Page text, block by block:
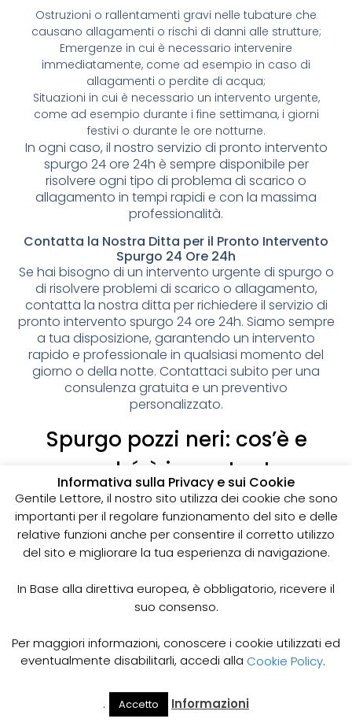
Ostruzioni o rallentamenti gravi nelle tubature che
causano allagamenti o rischi di danni alle strutture;
Emergenze in cui è necessario intervenire
immediatamente, come ad esempio in caso di
allagamenti o perdite di acqua;
Situazioni in cui è necessario un intervento urgente,
come ad esempio durante i fine settimana, i giorni
festivi o durante le ore notturne.
In ogni caso, il nostro servizio di pronto intervento
spurgo 24 ore 24h è sempre disponibile per
risolvere ogni tipo di problema di scarico o
allagamento in tempi rapidi e con la massima
professionalità.
Contatta la Nostra Ditta per il Pronto Intervento
Spurgo 24 Ore 24h
Se hai bisogno di un intervento urgente di spurgo o
di risolvere problemi di scarico o allagamento,
contatta la nostra ditta per richiedere il servizio di
pronto intervento spurgo 24 ore 24h. Siamo sempre
a tua disposizione, garantendo un intervento
rapido e professionale in qualsiasi momento del
giorno o della notte. Contattaci subito per una
consulenza gratuita e un preventivo
personalizzato.
Spurgo pozzi neri: cos’è e
perché è importante
I pozzi neri sono delle strutture sotterranee utilizzate
per la raccolta delle acque reflue domestiche,
soprattutto in zone dove non è disponibile un
sistema di smaltimento delle acque fognarie. Lo
spurgo dei pozzi neri è un’operazione essenziale
e prevenire il rischio di allagamenti, cattivi odori e
infezioni.
Come funziona lo spurgo dei pozzi neri
Lo spurgo dei pozzi neri viene effettuato mediante
specifiche, in grado di aspirare e rimuovere le
acque reflue e i sedimenti accumulati all’interno del
Cerca Il Mio
Informativa sulla Privacy e sui Cookie
Gentile Lettore, il nostro sito utilizza dei cookie che sono
importanti per il regolare funzionamento del sito e delle
relative funzioni anche per consentire il corretto utilizzo
del sito e migliorare la tua esperienza di navigazione.
In Base alla direttiva europea, è obbligatorio, ricevere il
suo consenso.
Per maggiori informazioni, conoscere i cookie utilizzati ed
eventualmente disabilitarli, accedi alla Cookie Policy.
. Accetto Informazioni